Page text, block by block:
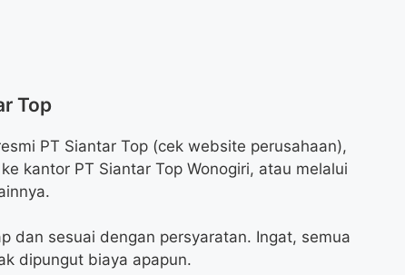
Top
PT Siantar Top (cek website perusahaan),
kantor PT Siantar Top Wonogiri, atau melalui
dan sesuai dengan persyaratan. Ingat, semua
dipungut biaya apapun.